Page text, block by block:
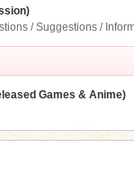
/ Suggestions /
Games & Anime)